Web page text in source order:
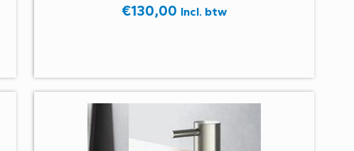
€130,00 Incl. btw